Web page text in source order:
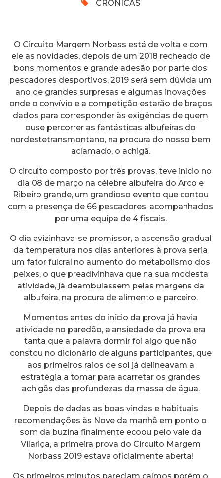
CRÔNICAS
O Circuito Margem Norbass está de volta e com
ele as novidades, depois de um 2018 recheado de
bons momentos e grande adesão por parte dos
pescadores desportivos, 2019 será sem dúvida um
ano de grandes surpresas e algumas inovações
onde o convívio e a competição estarão de braços
dados para corresponder às exigências de quem
ouse percorrer as fantásticas albufeiras do
nordestetransmontano, na procura do nosso bem
aclamado, o achigã.
O circuito composto por três provas, teve início no
dia 08 de março na célebre albufeira do Arco e
Ribeiro grande, um grandioso evento que contou
com a presença de 66 pescadores, acompanhados
por uma equipa de 4 fiscais.
O dia avizinhava-se promissor, a ascensão gradual
da temperatura nos dias anteriores à prova seria
um fator fulcral no aumento do metabolismo dos
peixes, o que preadivinhava que na sua modesta
atividade, já deambulassem pelas margens da
albufeira, na procura de alimento e parceiro.
Momentos antes do início da prova já havia
atividade no paredão, a ansiedade da prova era
tanta que a palavra dormir foi algo que não
constou no dicionário de alguns participantes, que
aos primeiros raios de sol já delineavam a
estratégia a tomar para acarretar os grandes
achigãs das profundezas da massa de água.
Depois de dadas as boas vindas e habituais
recomendações às Nove da manhã em ponto o
som da buzina finalmente ecoou pelo vale da
Vilariça, a primeira prova do Circuito Margem
Norbass 2019 estava oficialmente aberta!
Os primeiros minutos pareciam calmos porém o